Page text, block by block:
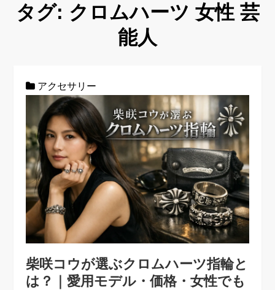
タグ: クロムハーツ 女性 芸
能人
アクセサリー
柴咲コウが選ぶクロムハーツ指輪と
は？｜愛用モデル・価格・女性でも